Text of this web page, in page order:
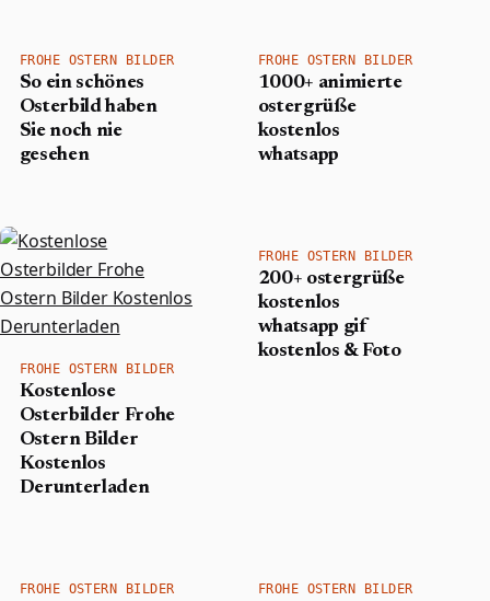
FROHE OSTERN BILDER
So ein schönes
Osterbild haben
Sie noch nie
gesehen
FROHE OSTERN BILDER
1000+ animierte
ostergrüße
kostenlos
whatsapp
FROHE OSTERN BILDER
Kostenlose
Osterbilder Frohe
Ostern Bilder
Kostenlos
Derunterladen
FROHE OSTERN BILDER
200+ ostergrüße
kostenlos
whatsapp gif
kostenlos & Foto
FROHE OSTERN BILDER FROHE OSTERN BILDER